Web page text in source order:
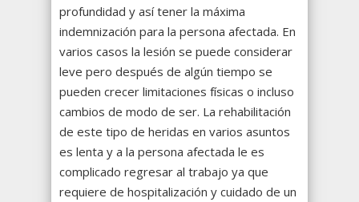
profundidad y así tener la máxima
indemnización para la persona afectada. En
varios casos la lesión se puede considerar
leve pero después de algún tiempo se
pueden crecer limitaciones físicas o incluso
cambios de modo de ser. La rehabilitación
de este tipo de heridas en varios asuntos
es lenta y a la persona afectada le es
complicado regresar al trabajo ya que
requiere de hospitalización y cuidado de un